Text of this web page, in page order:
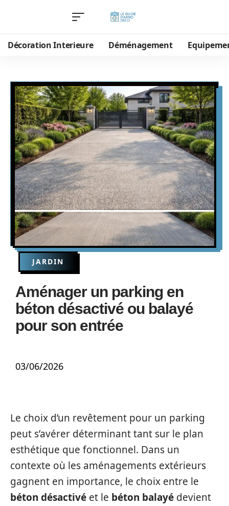
Décoration Interieure Déménagement
JARDIN
Aménager un parking en
béton désactivé ou balayé
pour son entrée
03/06/2026
Le choix d’un revêtement pour un parking
peut s’avérer déterminant tant sur le plan
esthétique que fonctionnel. Dans un
contexte où les aménagements extérieurs
gagnent en importance, le choix entre le
béton désactivé et le béton balayé devient